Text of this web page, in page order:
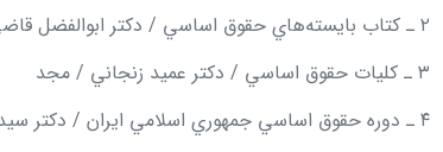
۲ ـ كتاب بايسته
هاي حقوق اساسي / دكتر ابوالفضل
۳ ـ كليات حقوق اساسي / دكتر عميد زنجاني / مجد
۴ ـ دوره حقوق اساسي جمهوري اسلامي ايران / دكتر سيد محمد هاشمي / ميزان